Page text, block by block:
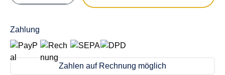
Zahlung
Zahlen auf Rechnung möglich